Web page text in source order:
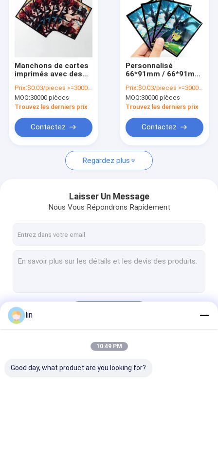
Vidéos
À propos de nous
visite de l'usine
Nous contacter
Nouvelles
Demandez un devis
Sacs polyvalents pré-ouverts sur rouleau
douilles de carte
couvertures de cartes de jeu
Manchons de cartes
imprimés avec des
pour cartes Yugioh
et MTG, manchons
de cartes de jeu
Prix:$0.03/pieces >=30000 pieces
MOQ:30000 pièces
Trouvez les derniers prix
Contactez
Personnalisé
66*91mm / 66*91mm
cartes d'anime
Accessoires de jeux
de cartes,
cartes d'art
personnalisés.
Prix:$0.03/pieces >=30000 pieces
MOQ:30000 pièces
Trouvez les derniers prix
Contactez
Regardez plus
Laisser Un Message
Nous Vous Répondrons Rapidement
lin
10:49 PM
Good day, what product are you looking for?